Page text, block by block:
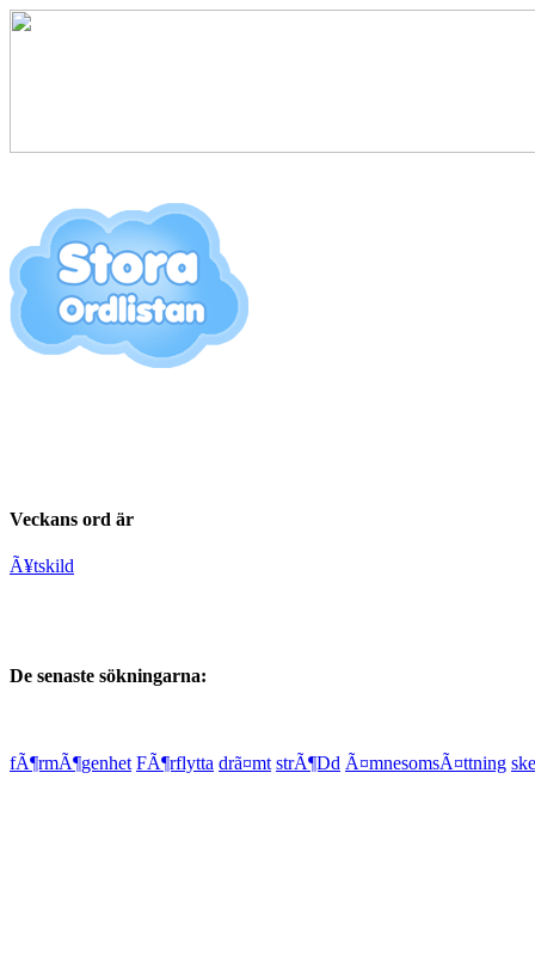
Veckans ord är
Ã¥tskild
De senaste sökningarna:
fÃ¶rmÃ¶genhet FÃ¶rflytta drã¤mt strÃ¶Dd Ã¤mnesomsÃ¤ttning